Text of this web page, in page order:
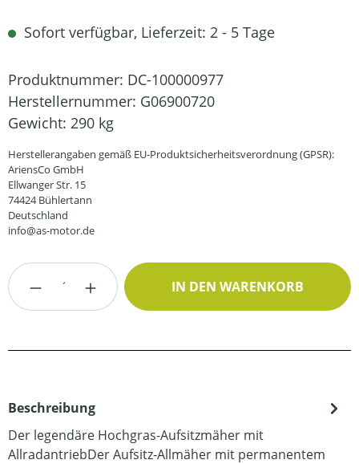
Sofort verfügbar, Lieferzeit: 2 - 5 Tage
Produktnummer: DC-100000977
Herstellernummer: G06900720
Gewicht: 290 kg
Herstellerangaben gemäß EU-Produktsicherheitsverordnung (GPSR):
AriensCo GmbH
Ellwanger Str. 15
74424 Bühlertann
Deutschland
info@as-motor.de
Produkt Anzahl: Gib den gewünschten
IN DEN WARENKORB
Beschreibung
Der legendäre Hochgras-Aufsitzmäher mit
AllradantriebDer Aufsitz-Allmäher mit permanentem